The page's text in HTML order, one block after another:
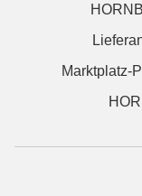
Marktplatz-